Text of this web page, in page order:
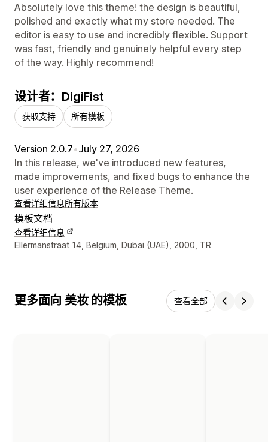
Absolutely love this theme! the design is beautiful,
polished and exactly what my store needed. The
editor is easy to use and incredibly flexible. Support
was fast, friendly and genuinely helpful every step
of the way. Highly recommend!
设计者：DigiFist
获取支持 所有模板
Version 2.0.7•July 27, 2026
In this release, we've introduced new features,
made improvements, and fixed bugs to enhance the
user experience of the Release Theme.
查看详细信息所有版本
模板文档
查看详细信息
设计师联系方式
Ellermanstraat 14, Belgium, Dubai (UAE), 2000, TR
更多面向 美妆 的模板 查看全部